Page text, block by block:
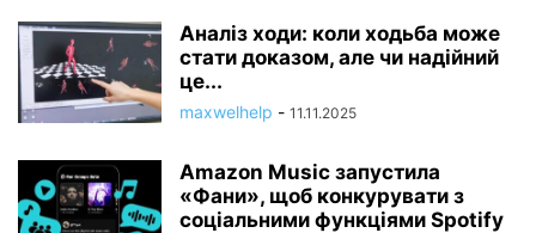
Аналіз ходи: коли ходьба може
стати доказом, але чи надійний
це...
maxwelhelp - 11.11.2025
Amazon Music запустила
«Фани», щоб конкурувати з
соціальними функціями Spotify